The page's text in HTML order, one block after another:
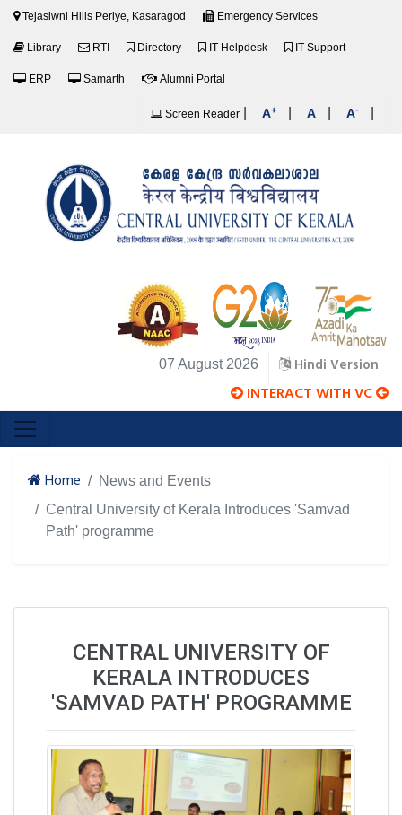
Tejasiwni Hills Periye, Kasaragod Emergency Services
Library RTI Directory IT Helpdesk IT Support
ERP Samarth Alumni Portal
Screen Reader A+ A A-
07 August 2026 Hindi Version
INTERACT WITH VC
Home
News and Events
Central University of Kerala Introduces 'Samvad
Path' programme
CENTRAL UNIVERSITY OF
KERALA INTRODUCES
'SAMVAD PATH' PROGRAMME